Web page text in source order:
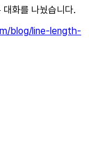
화를 나눴습니다.
blog/line-length-